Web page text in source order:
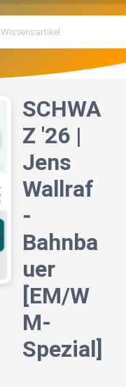
SCHWA
Z '26 |
Jens
Wallraf
-
Bahnba
uer
[EM/W
M-
Spezial]